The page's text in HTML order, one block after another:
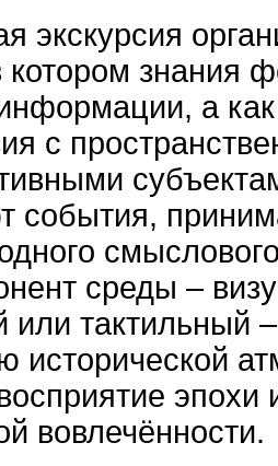
экскурсия
котором знания
а как
с
события,
среды –
или тактильный
исторической
эпохи
вовлечённости.